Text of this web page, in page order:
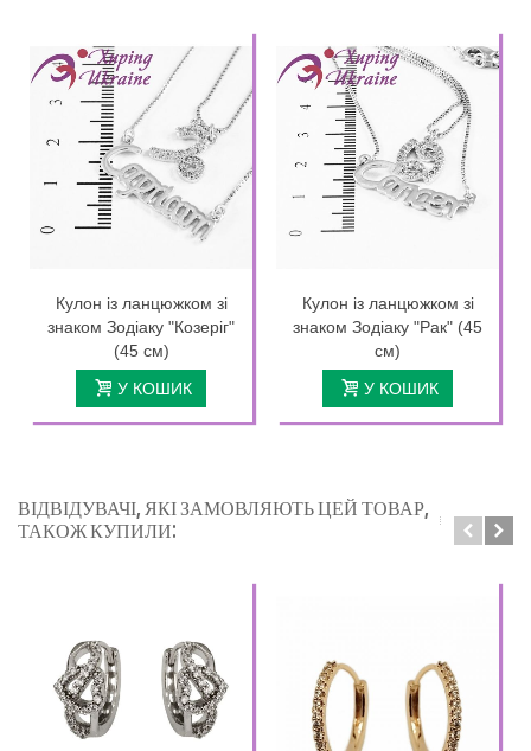
Кулон із ланцюжком зі
знаком Зодіаку "Козеріг"
(45 см)
У КОШИК
Кулон із ланцюжком зі
знаком Зодіаку "Рак" (45
см)
У КОШИК
ВІДВІДУВАЧІ, ЯКІ ЗАМОВЛЯЮТЬ ЦЕЙ ТОВАР,
ТАКОЖ КУПИЛИ: